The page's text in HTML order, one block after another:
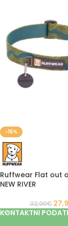
-15%
Ruffwear Flat out
NEW RIVER
32,90€
KONTAKTNI